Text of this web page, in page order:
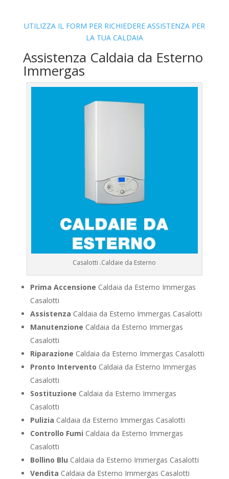
UTILIZZA IL FORM PER RICHIEDERE ASSISTENZA PER
LA TUA CALDAIA
Assistenza Caldaia da Esterno
Immergas
Casalotti .Caldaie da Esterno
Prima Accensione Caldaia da Esterno Immergas
Casalotti
Assistenza Caldaia da Esterno Immergas Casalotti
Manutenzione Caldaia da Esterno Immergas
Casalotti
Riparazione Caldaia da Esterno Immergas Casalotti
Pronto Intervento Caldaia da Esterno Immergas
Casalotti
Sostituzione Caldaia da Esterno Immergas
Casalotti
Pulizia Caldaia da Esterno Immergas Casalotti
Controllo Fumi Caldaia da Esterno Immergas
Casalotti
Bollino Blu Caldaia da Esterno Immergas Casalotti
Vendita Caldaia da Esterno Immergas Casalotti